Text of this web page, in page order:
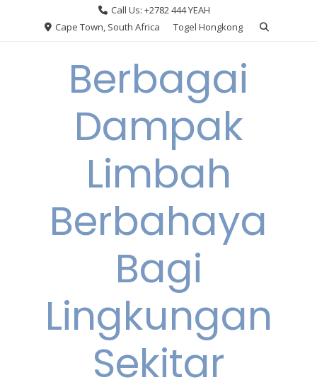
Call Us: +2782 444 YEAH
Cape Town, South Africa
Togel Hongkong
Berbagai
Dampak
Limbah
Berbahaya
Bagi
Lingkungan
Sekitar